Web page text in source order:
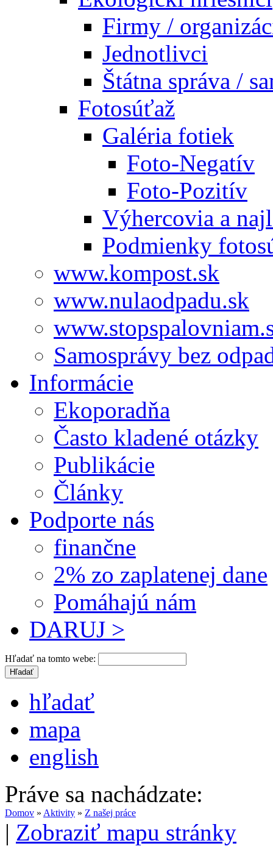
Firmy /
Jednotlivci
Štátna správa /
Fotosúťaž
Galéria fotiek
Foto-Negatív
Foto-Pozitív
Výhercovia a
Podmienky
www.kompost.sk
www.nulaodpadu.sk
Samosprávy bez
Informácie
Ekoporadňa
Často kladené otázky
Publikácie
Články
Podporte nás
finančne
2% zo zaplatenej dane
Pomáhajú nám
DARUJ >
Hľadať na tomto webe:
hľadať
mapa
english
Práve sa nachádzate:
Domov » Aktivity » Z našej práce
| Zobraziť mapu stránky